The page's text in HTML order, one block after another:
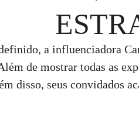
a influenciadora
de mostrar todas as
disso, seus convidados